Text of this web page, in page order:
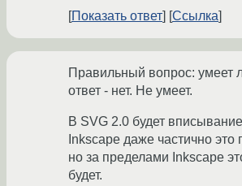
Показать ответ
Ссылка
Правильный вопрос: умеет
ответ - нет. Не умеет.
В SVG 2.0 будет вписывание
Inkscape даже частично это
но за пределами Inkscape
будет.